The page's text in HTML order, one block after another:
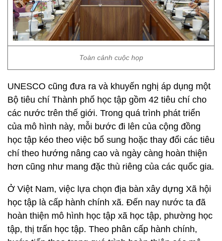
Toàn cảnh cuộc họp
UNESCO cũng đưa ra và khuyến nghị áp dụng một
Bộ tiêu chí Thành phố học tập gồm 42 tiêu chí cho
các nước trên thế giới. Trong quá trình phát triển
của mô hình này, mỗi bước đi lên của cộng đồng
học tập kéo theo việc bổ sung hoặc thay đổi các tiêu
chí theo hướng nâng cao và ngày càng hoàn thiện
hơn cũng như mang đặc thù riêng của các quốc gia.
Ở Việt Nam, việc lựa chọn địa bàn xây dựng Xã hội
học tập là cấp hành chính xã. Đến nay nước ta đã
hoàn thiện mô hình học tập xã học tập, phường học
tập, thị trấn học tập. Theo phân cấp hành chính,